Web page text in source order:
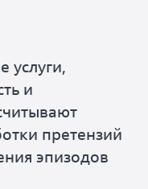
услуги,
и
претензий
эпизодов